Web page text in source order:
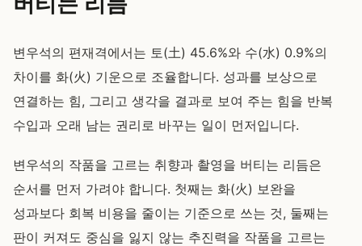
변우석의 편재격에서는 토(土) 45.6%와 수(水) 0.9%의
차이를 화(火) 기운으로 조율합니다. 성과를 보상으로
연결하는 힘, 그리고 생각을 결과로 보여 주는 힘을 반복
수입과 오래 남는 권리로 바꾸는 일이 먼저입니다.
변우석의 작품을 고르는 취향과 촬영을 버티는 리듬은
순서를 먼저 가려야 합니다. 첫째는 화(火) 보완을
성과보다 회복 비용을 줄이는 기준으로 쓰는 것, 둘째는
판이 커져도 중심을 잃지 않는 추진력을 작품을 고르는